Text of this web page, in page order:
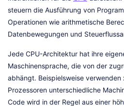
steuern die Ausführung von
Operationen wie arithmetische
Datenbewegungen und
Jede CPU-Architektur hat ihre
Maschinensprache, die von der
abhängt. Beispielsweise
Prozessoren unterschiedliche
Code wird in der Regel aus einer